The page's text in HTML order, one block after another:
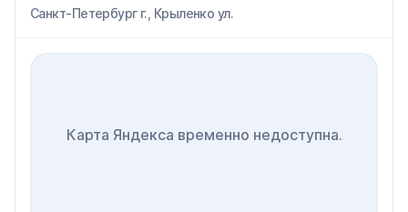
Санкт-Петербург г., Крыленко ул.
Карта Яндекса временно недоступна.